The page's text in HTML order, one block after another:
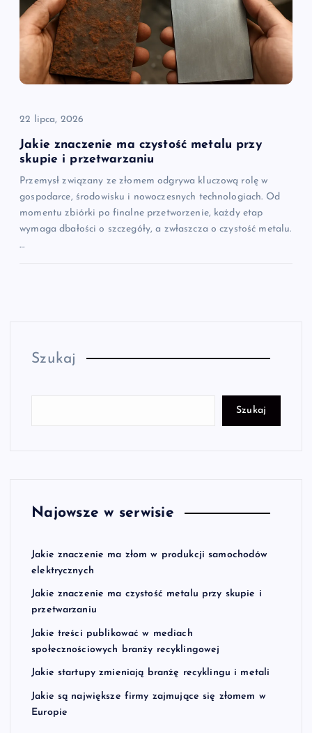
22 lipca, 2026
Jakie znaczenie ma czystość metalu przy
skupie i przetwarzaniu
Przemysł związany ze złomem odgrywa kluczową rolę w
gospodarce, środowisku i nowoczesnych technologiach. Od
momentu zbiórki po finalne przetworzenie, każdy etap
wymaga dbałości o szczegóły, a zwłaszcza o czystość metalu.
…
Szukaj
Szukaj
Najowsze w serwisie
Jakie znaczenie ma złom w produkcji samochodów
elektrycznych
Jakie znaczenie ma czystość metalu przy skupie i
przetwarzaniu
Jakie treści publikować w mediach
społecznościowych branży recyklingowej
Jakie startupy zmieniają branżę recyklingu i metali
Jakie są największe firmy zajmujące się złomem w
Europie